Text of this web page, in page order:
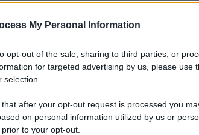
My Personal Information
opt-out of the sale, sharing to third parties, or
for targeted advertising by us, please use
selection.
that after your opt-out request is processed you
on personal information utilized by us or
to your opt-out.
preferite
Ali di Libertà e al Blue Note di